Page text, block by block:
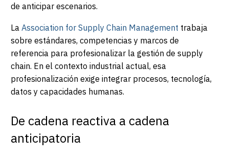
de anticipar escenarios.
La Association for Supply Chain Management trabaja
sobre estándares, competencias y marcos de
referencia para profesionalizar la gestión de supply
chain. En el contexto industrial actual, esa
profesionalización exige integrar procesos, tecnología,
datos y capacidades humanas.
De cadena reactiva a cadena
anticipatoria